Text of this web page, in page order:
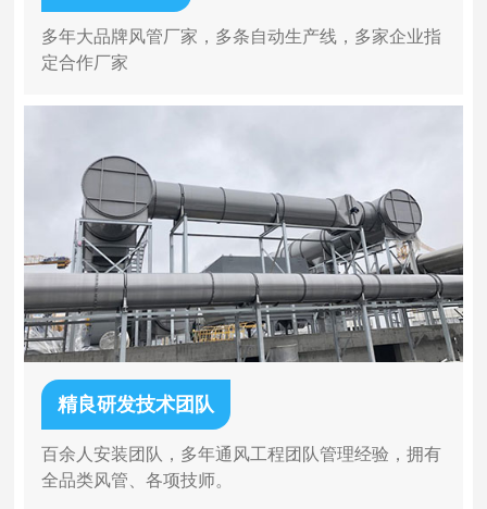
多年大品牌风管厂家，多条自动生产线，多家企业指
定合作厂家
精良研发技术团队
百余人安装团队，多年通风工程团队管理经验，拥有
全品类风管、各项技师。